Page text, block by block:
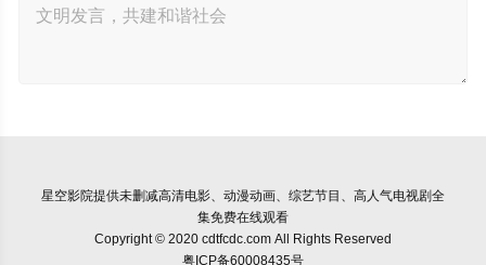
星空影院提供未删减高清电影、动漫动画、综艺节目、高人气电视剧全
集免费在线观看
Copyright © 2020 cdtfcdc.com All Rights Reserved
粤ICP备60008435号